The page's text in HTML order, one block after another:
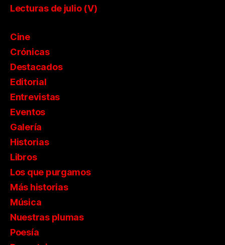
Lecturas de julio (V)
Cine
Crónicas
Destacados
Editorial
Entrevistas
Eventos
Galería
Historias
Libros
Los que purgamos
Más historias
Música
Nuestras plumas
Poesía